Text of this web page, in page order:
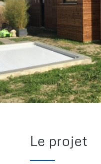
Le projet